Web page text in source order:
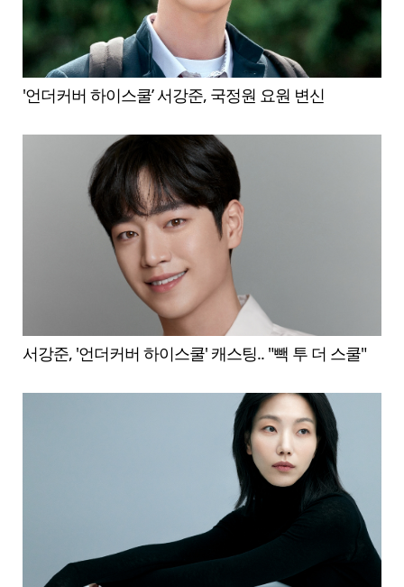
'언더커버 하이스쿨’ 서강준, 국정원 요원 변신
서강준, '언더커버 하이스쿨' 캐스팅.. "빽 투 더 스쿨"